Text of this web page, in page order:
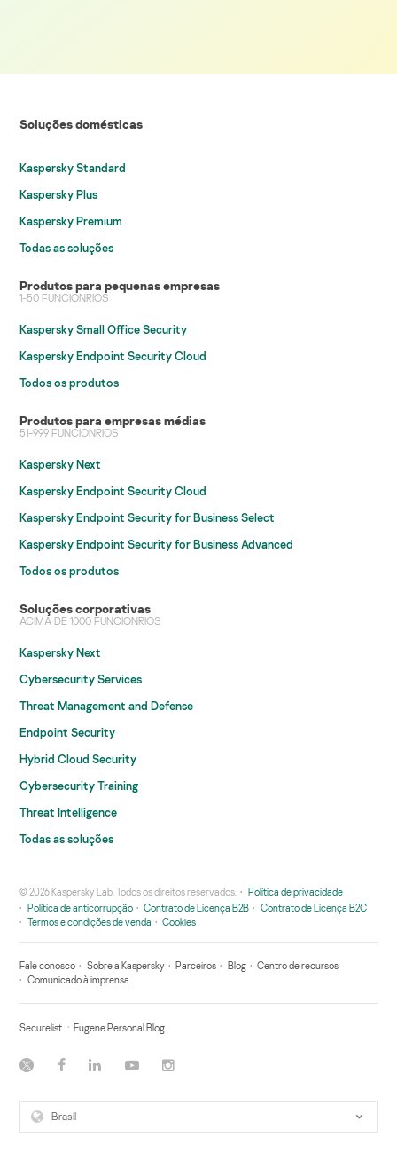
Soluções domésticas
Kaspersky Standard
Kaspersky Plus
Kaspersky Premium
Todas as soluções
Produtos para pequenas empresas
1-50 FUNCIONRIOS
Kaspersky Small Office Security
Kaspersky Endpoint Security Cloud
Todos os produtos
Produtos para empresas médias
51-999 FUNCIONRIOS
Kaspersky Next
Kaspersky Endpoint Security Cloud
Kaspersky Endpoint Security for Business Select
Kaspersky Endpoint Security for Business Advanced
Todos os produtos
Soluções corporativas
ACIMA DE 1000 FUNCIONRIOS
Kaspersky Next
Cybersecurity Services
Threat Management and Defense
Endpoint Security
Hybrid Cloud Security
Cybersecurity Training
Threat Intelligence
Todas as soluções
© 2026 Kaspersky Lab. Todos os direitos reservados.
Política de privacidade
Política de anticorrupção
Contrato de Licença B2B
Contrato de Licença B2C
Termos e condições de venda
Cookies
Fale conosco Sobre a Kaspersky Parceiros Blog
Centro de recursos
Comunicado à imprensa
Securelist Eugene Personal Blog
Brasil